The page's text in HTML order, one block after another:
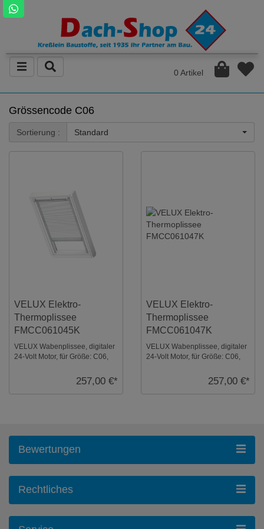
0 Artikel
Grössencode C06
Sortierung : Standard
VELUX Elektro-
Thermoplissee
FMCC061045K
VELUX Wabenplissee, digitaler
24-Volt Motor, für Größe: C06,
257,00 €*
VELUX Elektro-
Thermoplissee
FMCC061047K
VELUX Wabenplissee, digitaler
24-Volt Motor, für Größe: C06,
257,00 €*
Bewertungen
Rechtliches